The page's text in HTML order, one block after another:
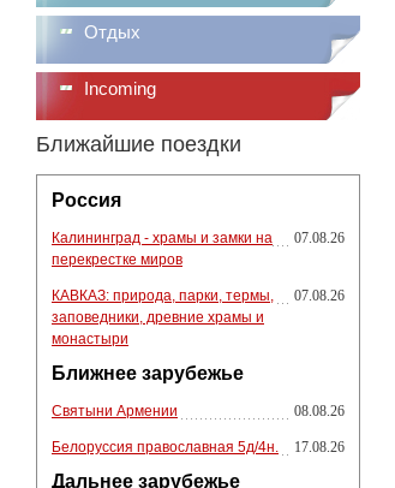
Отдых
Incoming
Ближайшие поездки
Россия
Калининград - храмы и замки на
перекрестке миров
07.08.26
КАВКАЗ: природа, парки, термы,
заповедники, древние храмы и
монастыри
07.08.26
Ближнее зарубежье
Святыни Армении 08.08.26
Белоруссия православная 5д/4н. 17.08.26
Дальнее зарубежье